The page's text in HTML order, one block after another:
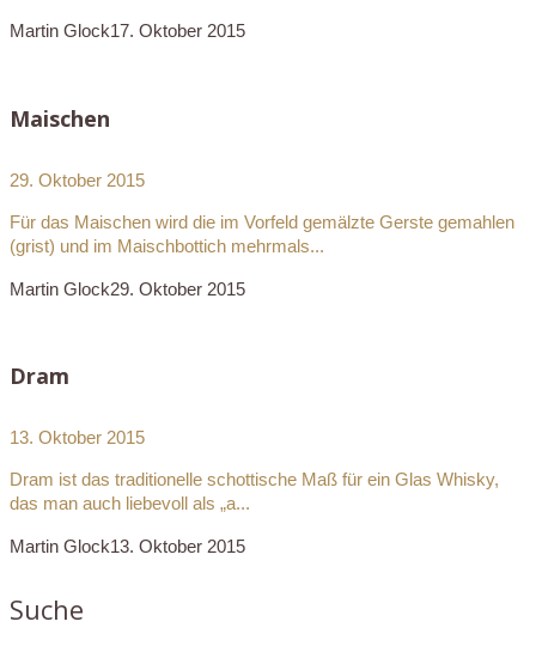
Martin Glock17. Oktober 2015
Maischen
29. Oktober 2015
Für das Maischen wird die im Vorfeld gemälzte Gerste gemahlen
(grist) und im Maischbottich mehrmals...
Martin Glock29. Oktober 2015
Dram
13. Oktober 2015
Dram ist das traditionelle schottische Maß für ein Glas Whisky,
das man auch liebevoll als „a...
Martin Glock13. Oktober 2015
Suche